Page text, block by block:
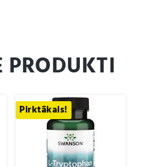
PRODUKTI
Pirktākais!